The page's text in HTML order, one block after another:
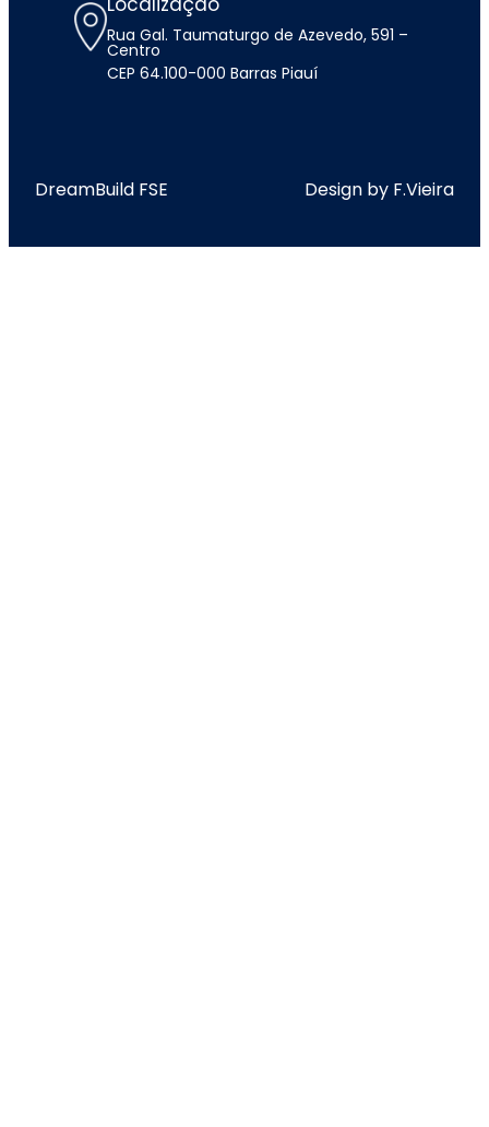
Rua Gal. Taumaturgo de Azevedo, 591 –
Centro
CEP 64.100-000 Barras Piauí
DreamBuild FSE Design by F.Vieira